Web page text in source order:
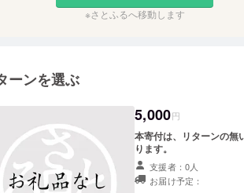
※さとふるへ移動します
ーンを選ぶ
5,000円
本寄付は、リターンの無
ります。
支援者：0人
お届け予定：